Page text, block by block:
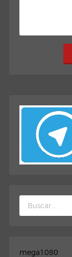
Buscar:
mega1080